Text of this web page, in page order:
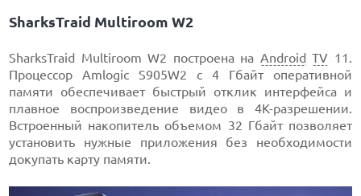
SharksTraid Multiroom W2
SharksTraid Multiroom W2 построена на Android TV 11.
Процессор Amlogic S905W2 с 4 Гбайт оперативной
памяти обеспечивает быстрый отклик интерфейса и
плавное воспроизведение видео в 4K-разрешении.
Встроенный накопитель объемом 32 Гбайт позволяет
установить нужные приложения без необходимости
докупать карту памяти.